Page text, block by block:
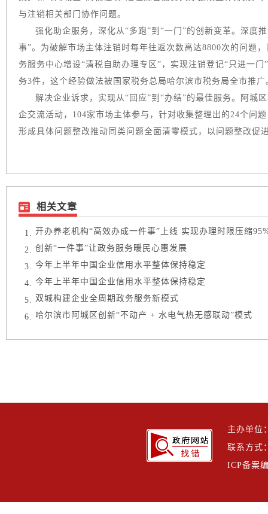
与注销相关部门协作问题。
强化助企服务，深化从“多跑”到“一门”的创新变革。深度
事”。为破解市场主体注销时每年往返次数高达8800次的问题
务服务中心增设“清税自助办理专区”，实现注销登记“只进一
务3件，这个经验做法被国家税务总局哈尔滨市税务局全市推广
解决企业诉求，实现从“回应”到“办结”的最佳服务。阿城
企交流活动，104家市场主体参与，针对收集整理出的24个问
形成具体问题整改推动同类问题全面清零模式，以问题整改促
相关文章
开办养老机构“高效办成一件事”上线 实现办理时限压缩
创新“一件事”让政务服务暖民心惠发展
今年上半年中国企业信用水平整体保持稳定
今年上半年中国企业信用水平整体保持稳定
双城构建企业全周期政务服务新模式
哈尔滨市阿城区创新“不动产 + 水电气热无感联动”模式
主办单位
联系方式
ICP备案